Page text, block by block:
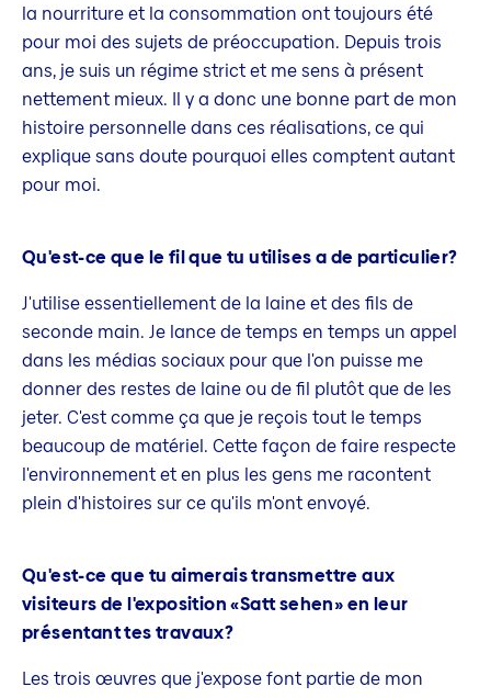
la nourriture et la consommation ont toujours été
pour moi des sujets de préoccupation. Depuis trois
ans, je suis un régime strict et me sens à présent
nettement mieux. Il y a donc une bonne part de mon
histoire personnelle dans ces réalisations, ce qui
explique sans doute pourquoi elles comptent autant
pour moi.
Qu'est-ce que le fil que tu utilises a de particulier?
J'utilise essentiellement de la laine et des fils de
seconde main. Je lance de temps en temps un appel
dans les médias sociaux pour que l'on puisse me
donner des restes de laine ou de fil plutôt que de les
jeter. C'est comme ça que je reçois tout le temps
beaucoup de matériel. Cette façon de faire respecte
l'environnement et en plus les gens me racontent
plein d'histoires sur ce qu'ils m'ont envoyé.
Qu'est-ce que tu aimerais transmettre aux
visiteurs de l'exposition «Satt sehen» en leur
présentant tes travaux?
Les trois œuvres que j'expose font partie de mon